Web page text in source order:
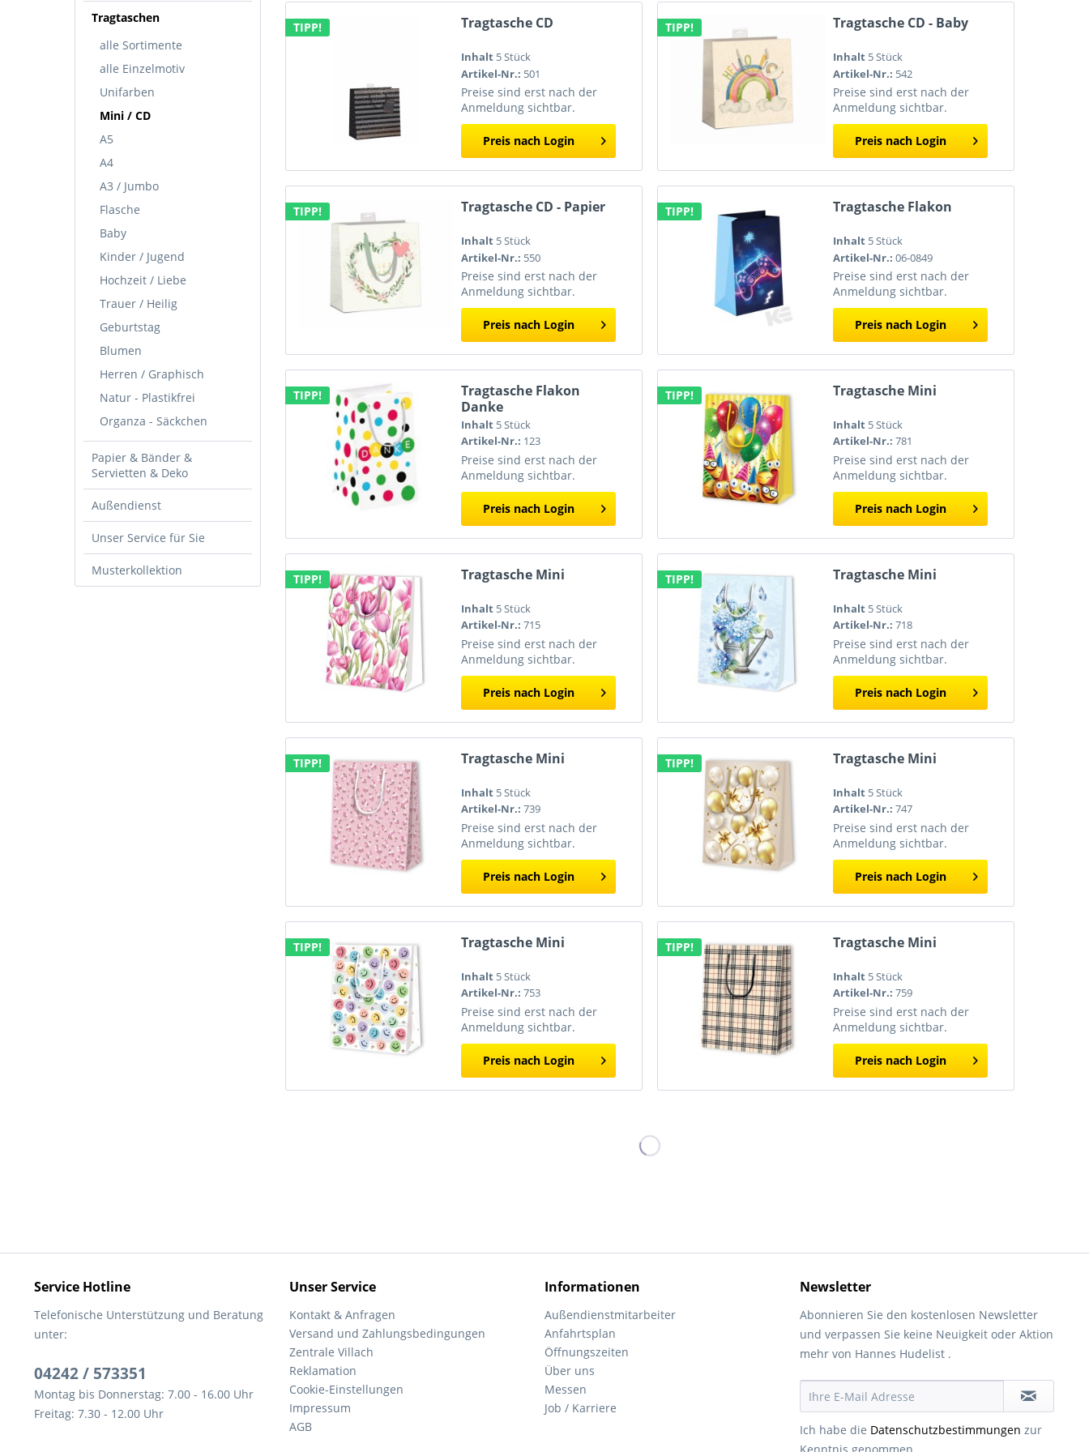
Tragtaschen
alle Sortimente
alle Einzelmotiv
Unifarben
Mini / CD
A5
A4
A3 / Jumbo
Flasche
Baby
Kinder / Jugend
Hochzeit / Liebe
Trauer / Heilig
Geburtstag
Blumen
Herren / Graphisch
Natur - Plastikfrei
Organza - Säckchen
Papier & Bänder &
Servietten & Deko
Außendienst
Unser Service für Sie
Musterkollektion
TIPP! Tragtasche CD
Inhalt 5 Stück
Artikel-Nr.: 501
Preise sind erst nach der
Anmeldung sichtbar.
Preis nach Login
TIPP! Tragtasche CD - Baby
Inhalt 5 Stück
Artikel-Nr.: 542
Preise sind erst nach der
Anmeldung sichtbar.
Preis nach Login
TIPP! Tragtasche CD - Papier
Inhalt 5 Stück
Artikel-Nr.: 550
Preise sind erst nach der
Anmeldung sichtbar.
Preis nach Login
TIPP! Tragtasche Flakon
Inhalt 5 Stück
Artikel-Nr.:06-0849
Preise sind erst nach der
Anmeldung sichtbar.
Preis nach Login
TIPP!
Tragtasche Flakon
Danke
Inhalt 5 Stück
Artikel-Nr.: 123
Preise sind erst nach der
Anmeldung sichtbar.
Preis nach Login
TIPP! Tragtasche Mini
Inhalt 5 Stück
Artikel-Nr.:781
Preise sind erst nach der
Anmeldung sichtbar.
Preis nach Login
TIPP! Tragtasche Mini
Inhalt 5 Stück
Artikel-Nr.:715
Preise sind erst nach der
Anmeldung sichtbar.
Preis nach Login
TIPP! Tragtasche Mini
Inhalt 5 Stück
Artikel-Nr.:718
Preise sind erst nach der
Anmeldung sichtbar.
Preis nach Login
TIPP! Tragtasche Mini
Inhalt 5 Stück
Artikel-Nr.:739
Preise sind erst nach der
Anmeldung sichtbar.
Preis nach Login
TIPP! Tragtasche Mini
Inhalt 5 Stück
Artikel-Nr.:747
Preise sind erst nach der
Anmeldung sichtbar.
Preis nach Login
TIPP! Tragtasche Mini
Inhalt 5 Stück
Artikel-Nr.:753
Preise sind erst nach der
Anmeldung sichtbar.
Preis nach Login
TIPP! Tragtasche Mini
Inhalt 5 Stück
Artikel-Nr.:759
Preise sind erst nach der
Anmeldung sichtbar.
Preis nach Login
Service Hotline
Telefonische Unterstützung und Beratung
unter:
04242 / 573351
Montag bis Donnerstag: 7.00 - 16.00 Uhr
Freitag: 7.30 - 12.00 Uhr
Unser Service
Kontakt & Anfragen
Versand und Zahlungsbedingungen
Zentrale Villach
Reklamation
Cookie-Einstellungen
Impressum
AGB
Informationen
Außendienstmitarbeiter
Anfahrtsplan
Öffnungszeiten
Über uns
Messen
Job / Karriere
Newsletter
Abonnieren Sie den kostenlosen Newsletter
und verpassen Sie keine Neuigkeit oder Aktion
mehr von Hannes Hudelist .
Ich habe die Datenschutzbestimmungen zur
Kenntnis genommen.